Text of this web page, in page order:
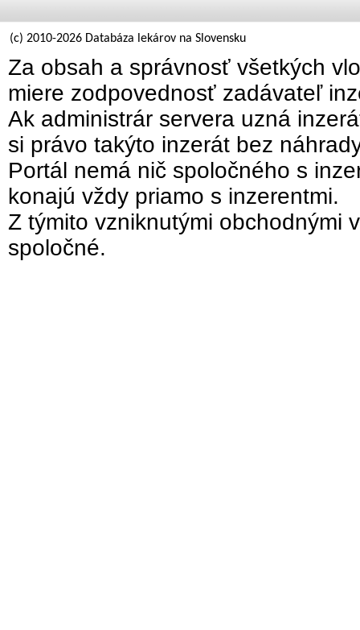
(c) 2010-2026 Databáza lekárov na Slovensku
Za obsah a správnosť všetkých
miere zodpovednosť zadávateľ
Ak administrár servera uzná
si právo takýto inzerát bez
Portál nemá nič spoločného s
konajú vždy priamo s inzerentmi.
Z týmito vzniknutými obchodnými
spoločné.